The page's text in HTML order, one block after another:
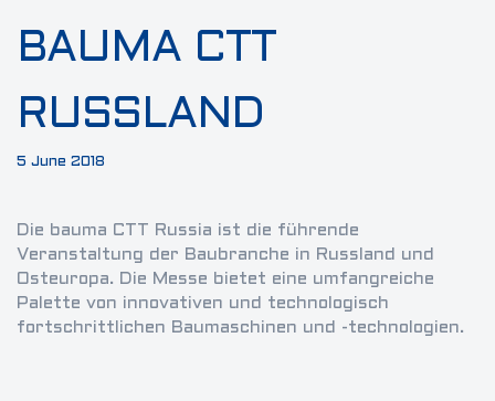
BAUMA CTT
RUSSLAND
5 June 2018
Die bauma CTT Russia ist die führende
Veranstaltung der Baubranche in Russland und
Osteuropa. Die Messe bietet eine umfangreiche
Palette von innovativen und technologisch
fortschrittlichen Baumaschinen und -technologien.